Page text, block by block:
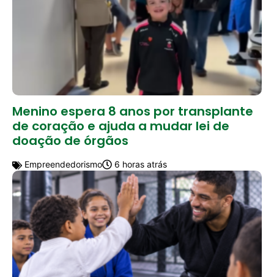
Menino espera 8 anos por transplante
de coração e ajuda a mudar lei de
doação de órgãos
Empreendedorismo 6 horas atrás